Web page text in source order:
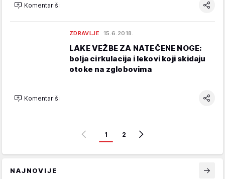
Komentariši
ZDRAVLJE 15.6.2018.
LAKE VEŽBE ZA NATEČENE NOGE:
bolja cirkulacija i lekovi koji skidaju
otoke na zglobovima
Komentariši
1 2
NAJNOVIJE